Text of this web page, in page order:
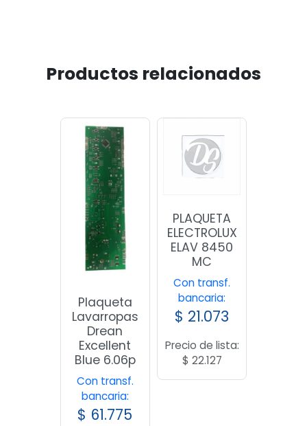
Productos relacionados
Plaqueta
Lavarropas
Drean
Excellent
Blue 6.06p
Con transf.
bancaria:
$ 61.775
PLAQUETA
ELECTROLUX
ELAV 8450
MC
Con transf.
bancaria:
$ 21.073
Precio de lista:
$ 22.127